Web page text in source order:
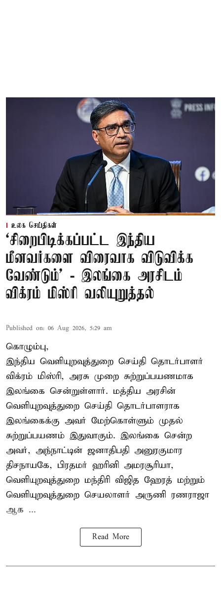
உலக செய்திகள்
‘சிறைபிடிக்கப்பட்ட இந்திய
மீனவர்களை விரைவாக விடுவிக்க
வேண்டும்' - இலங்கை அரசிடம்
விக்ரம் மிஸ்ரி வலியுறுத்தல்
Published on: 06 Aug 2026, 5:29 am
கொழும்பு,
இந்திய வெளியுறவுத்துறை செய்தி தொடர்பாளர்
விக்ரம் மிஸ்ரி, அரசு முறை சுற்றுப்பயணமாக
இலங்கை சென்றுள்ளார். மத்திய அரசின்
வெளியுறவுத்துறை செய்தி தொடர்பாளராக
இலங்கைக்கு அவர் மேற்கொள்ளும் முதல்
சுற்றுப்பயணம் இதுவாகும். இலங்கை சென்ற
அவர், அந்நாட்டின் ஜனாதிபதி அனுரகுமார
திசநாயகே, பிரதமர் ஹரினி அமரசூரியா,
வெளியுறவுத்துறை மந்திரி விஜித ஹேரத் மற்றும்
வெளியுறவுத்துறை செயலாளர் அருணி ரணராஜா
ஆக ...
Read More